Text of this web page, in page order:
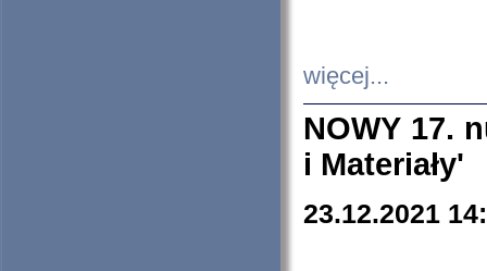
więcej...
NOWY 17.
i Materiały'
23.12.2021